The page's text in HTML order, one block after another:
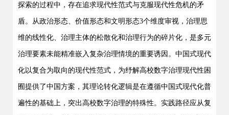
探索的过程中，存在追求现代性范式与克服现代性危机的矛
盾。从政治形态、价值形态和文明形态3个维度审视，治理思
维的线性化、治理主体的松散化和治理行为的碎片化，是多元
治理要素未能精准嵌入复杂治理情境的重要诱因。中国式现代
化以复合为取向的现代性范式，为纾解高校数字治理现代性困
囿提供了中国方案，其理论转化逻辑是在遵循中国式现代化普
遍性的基础上，突出高校数字治理的特殊性。实践路径应从复